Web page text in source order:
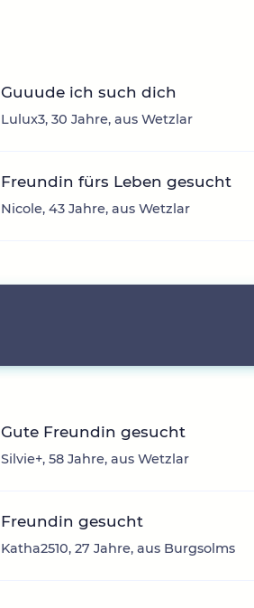
Guuude ich such dich
Lulux3, 30 Jahre, aus Wetzlar
Freundin fürs Leben gesucht
Nicole, 43 Jahre, aus Wetzlar
Gute Freundin gesucht
Silvie+, 58 Jahre, aus Wetzlar
Freundin gesucht
Katha2510, 27 Jahre, aus Burgsolms